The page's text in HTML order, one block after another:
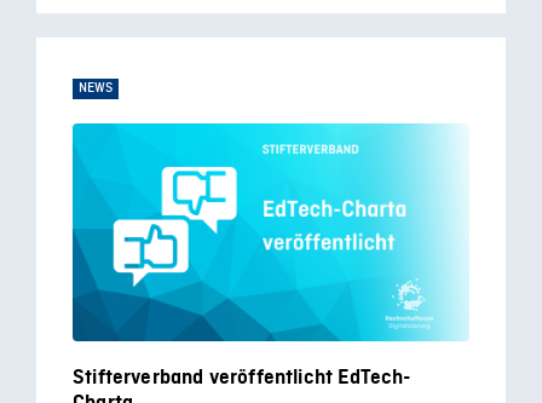
NEWS
Stifterverband veröffentlicht EdTech-